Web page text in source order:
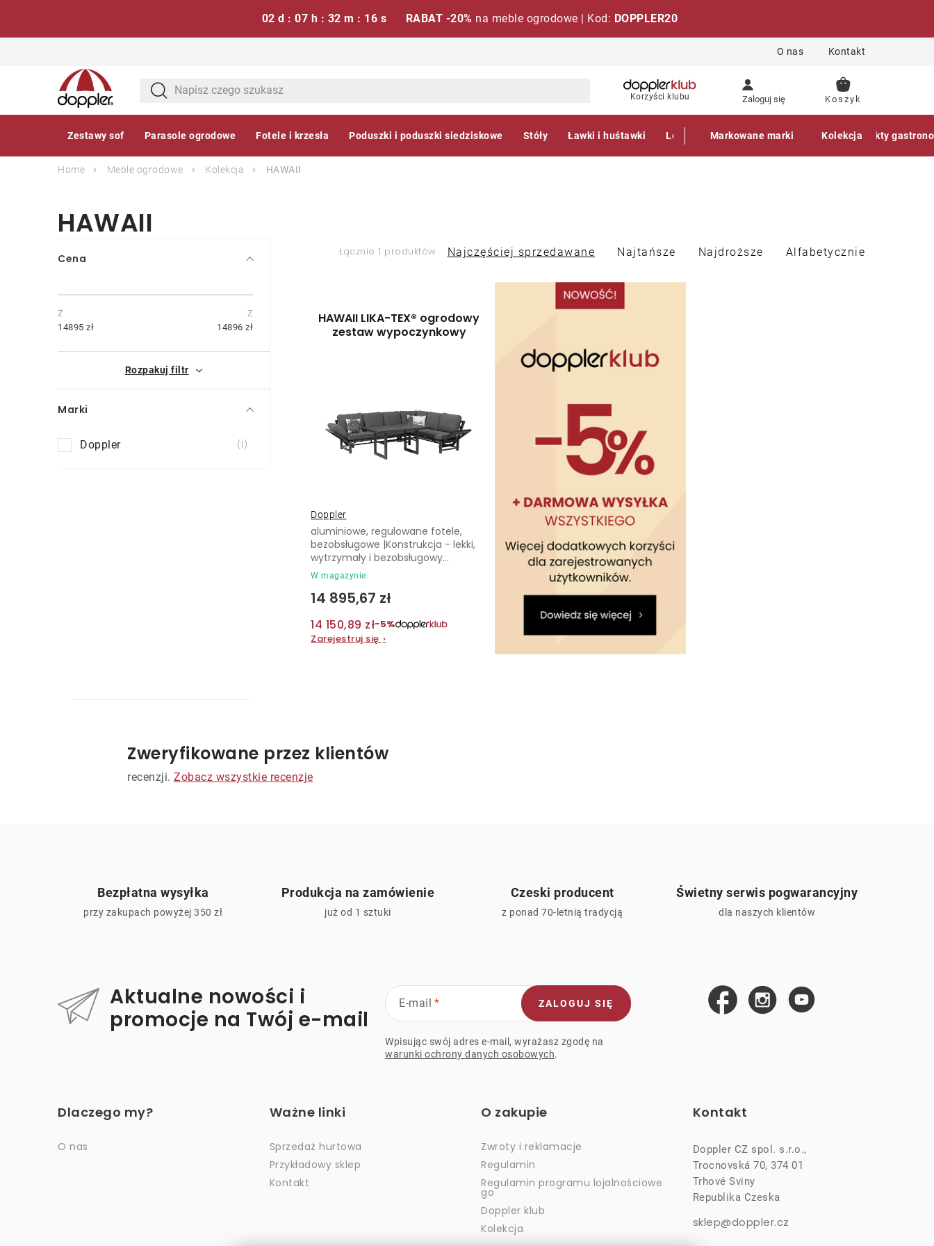
02 d : 07 h : 32 m : 16 s RABAT -20% na meble ogrodowe | Kod: DOPPLER20
O nas Kontakt
Korzyści klubu Zaloguj się KOSZYK
Zestawy sof Parasole ogrodowe Fotele i krzesła Poduszki i poduszki siedziskowe Stóły Ławki i huśtawki Leżaki Akcesoria Parasole Produkty
Markowane marki Kolekcja
Home Meble ogrodowe Kolekcja HAWAII
HAWAII
P
s
e
k
b
o
c
z
Cena
14895 zł 14896 zł
Rozpakuj filtr
Marki
Doppler 1
Łącznie 1 produktów
S
t
a
n
i
r
o
u
Najczęściej sprzedawane Najtańsze Najdroższe Alfabetycznie
d
u
k
t
ó
w
HAWAII LIKA-TEX® ogrodowy
zestaw wypoczynkowy
Doppler
W magazynie
14 895,67 zł
14 150,89 zł−5%
Zarejestruj się ›
aluminiowe, regulowane fotele,
bezobsługowe |Konstrukcja - lekki,
wytrzymały i bezobsługowy...
n
t
i
t
y
Zweryfikowane przez klientów
recenzji. Zobacz wszystkie recenzje
Bezpłatna wysyłka
przy zakupach powyżej 350 zł
Produkcja na zamówienie
już od 1 sztuki
Czeski producent
z ponad 70-letnią tradycją
Świetny serwis pogwarancyjny
dla naszych klientów
Aktualne nowości i
promocje na Twój e-mail
E-mail
Wpisując swój adres e-mail, wyrażasz zgodę na
warunki ochrony danych osobowych.
ZALOGUJ SIĘ
Dlaczego my?
O nas
Ważne linki
Sprzedaż hurtowa
Przykładowy sklep
Kontakt
O zakupie
Zwroty i reklamacje
Regulamin
Regulamin programu lojalnościowe
go
Doppler klub
Kolekcja
Kontakt
Doppler CZ spol. s.r.o.,
Trocnovská 70, 374 01
Trhové Sviny
Republika Czeska
sklep@doppler.cz